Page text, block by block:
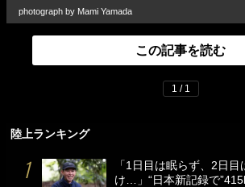
photograph by Mami Yamada
この記事を読む
1 / 1
陸上ランキング
「1日目は眠らず、2日
け…」“日本新記録で